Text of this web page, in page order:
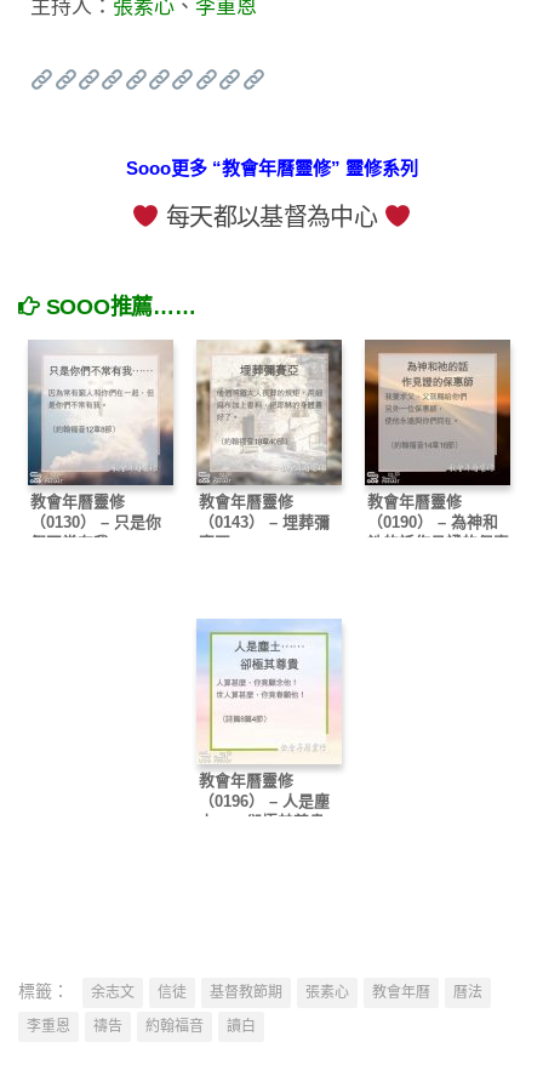
主持人： 張素心 、 李重恩
Sooo更多 “教會年曆靈修” 靈修系列
每天都以基督為中心
SOOO推薦……
教會年曆靈修
（0130） – 只是你
們不常有我……
教會年曆靈修
（0143） – 埋葬彌
賽亞
教會年曆靈修
（0190） – 為神和
祂的話作見證的保惠
教會年曆靈修
（0196） – 人是塵
土……卻極其尊貴
標籤： 余志文 信徒 基督教節期 張素心 教會年曆
曆法
李重恩
禱告 約翰福音 讀白